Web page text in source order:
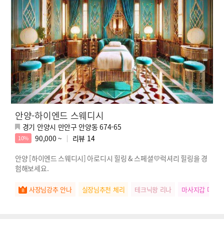
안양-하이엔드 스웨디시
경기 안양시 만안구 안양동 674-65
10% 90,000 ~ 리뷰 14
안양 [하이엔드 스웨디시] 아로디시 힐링 & 스페셜💛럭셔리 힐링을 경
험해보세요.
사장님강추 안나 실장님추천 체리 테크닉왕 리나 마사지갑 다정